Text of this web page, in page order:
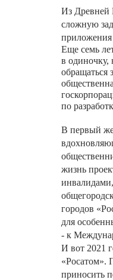
Из Древней
сложную
приложения
Еще семь
в одиночку,
обращаться
по
В первый
жизнь
инвалидами,
городов «
для
- к
И вот 2021
«Росатом».
приносить